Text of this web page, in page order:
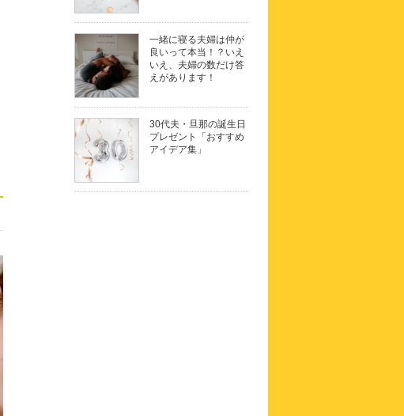
一緒に寝る夫婦は仲が
良いって本当！？いえ
いえ、夫婦の数だけ答
えがあります！
30代夫・旦那の誕生日
プレゼント「おすすめ
アイデア集」